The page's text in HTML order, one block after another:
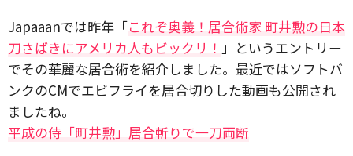
Japaaanでは昨年「これぞ奥義！居合術家 町井勲の日本
刀さばきにアメリカ人もビックリ！ 」というエントリー
でその華麗な居合術を紹介しました。最近ではソフトバ
ンクのCMでエビフライを居合切りした動画も公開され
ましたね。
平成の侍「町井勲」居合斬りで一刀両断